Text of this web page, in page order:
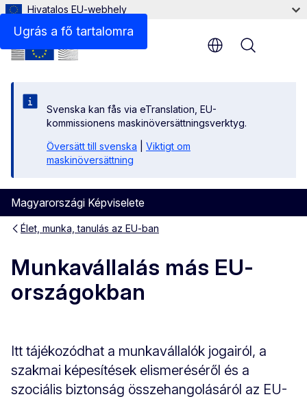
Ugrás a fő tartalomra
Hivatalos EU-webhely
Svenska kan fås via eTranslation, EU-
kommissionens maskinöversättningsverktyg.
Översätt till svenska
Viktigt om
maskinöversättning
Magyarországi Képviselete
Menu
Élet, munka, tanulás az EU-ban
Munkavállalás más EU-
országokban
Itt tájékozódhat a munkavállalók jogairól, a
szakmai képesítések elismeréséről és a
szociális biztonság összehangolásáról az EU-